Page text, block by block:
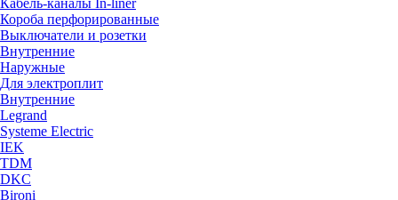
Кабель-каналы In-liner
Короба перфорированные
Выключатели и розетки
Внутренние
Наружные
Для электроплит
Внутренние
Legrand
Systeme Electric
IEK
TDM
DKC
Bironi